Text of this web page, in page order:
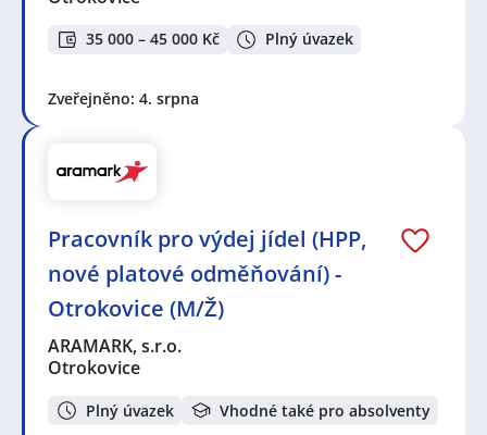
35 000 – 45 000 Kč Plný úvazek
Zveřejněno: 4. srpna
Pracovník pro výdej jídel (HPP,
nové platové odměňování) -
Otrokovice (M/Ž)
ARAMARK, s.r.o.
Otrokovice
Plný úvazek Vhodné také pro absolventy